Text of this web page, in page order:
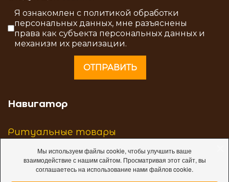
Мы используем файлы cookie, чтобы улучшить ваше
взаимодействие с нашим сайтом. Просматривая этот сайт, вы
соглашаетесь на использование нами файлов cookie.
Согласие на обработку
Я ознакомлен с политикой обработки
персональных данных, мне разъяснены
права как субъекта персональных данных и
механизм их реализации.
ОТПРАВИТЬ
Навигатор
Ритуальные товары
Услуги
Памятники, ограды